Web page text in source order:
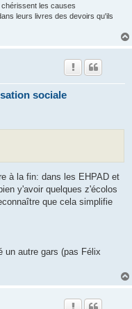
les causes
leurs livres des devoirs qu'ils
sociale
à la fin: dans les EHPAD et
y'avoir quelques z'écolos
que cela simplifie
un autre gars (pas Félix